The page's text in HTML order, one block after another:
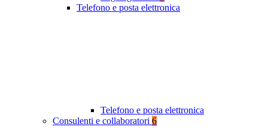
Telefono e posta elettronica
Telefono e posta elettronica
Consulenti e collaboratori 6